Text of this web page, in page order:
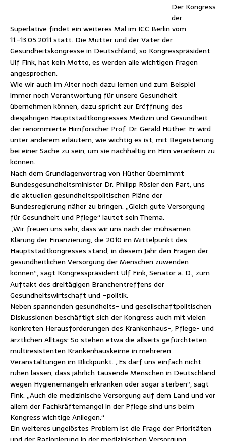
Der Kongress
der
Superlative findet ein weiteres Mal im ICC Berlin vom
11.-13.05.2011 statt. Die Mutter und der Vater der
Gesundheitskongresse in Deutschland, so Kongresspräsident
Ulf Fink, hat kein Motto, es werden alle wichtigen Fragen
angesprochen.
Wie wir auch im Alter noch dazu lernen und zum Beispiel
immer noch Verantwortung für unsere Gesundheit
übernehmen können, dazu spricht zur Eröffnung des
diesjährigen Hauptstadtkongresses Medizin und Gesundheit
der renommierte Hirnforscher Prof. Dr. Gerald Hüther. Er wird
unter anderem erläutern, wie wichtig es ist, mit Begeisterung
bei einer Sache zu sein, um sie nachhaltig im Hirn verankern zu
können.
Nach dem Grundlagenvortrag von Hüther übernimmt
Bundesgesundheitsminister Dr. Philipp Rösler den Part, uns
die aktuellen gesundheitspolitischen Pläne der
Bundesregierung näher zu bringen. „Gleich gute Versorgung
für Gesundheit und Pflege“ lautet sein Thema.
„Wir freuen uns sehr, dass wir uns nach der mühsamen
Klärung der Finanzierung, die 2010 im Mittelpunkt des
Hauptstadtkongresses stand, in diesem Jahr den Fragen der
gesundheitlichen Versorgung der Menschen zuwenden
können“, sagt Kongresspräsident Ulf Fink, Senator a. D., zum
Auftakt des dreitägigen Branchentreffens der
Gesundheitswirtschaft und –politik.
Neben spannenden gesundheits- und gesellschaftpolitischen
Diskussionen beschäftigt sich der Kongress auch mit vielen
konkreten Herausforderungen des Krankenhaus-, Pflege- und
ärztlichen Alltags: So stehen etwa die allseits gefürchteten
multiresistenten Krankenhauskeime in mehreren
Veranstaltungen im Blickpunkt. „Es darf uns einfach nicht
ruhen lassen, dass jährlich tausende Menschen in Deutschland
wegen Hygienemängeln erkranken oder sogar sterben“, sagt
Fink. „Auch die medizinische Versorgung auf dem Land und vor
allem der Fachkräftemangel in der Pflege sind uns beim
Kongress wichtige Anliegen.“
Ein weiteres ungelöstes Problem ist die Frage der Prioritäten